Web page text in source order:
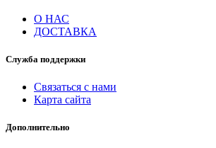
О НАС
ДОСТАВКА
Служба поддержки
Связаться с нами
Карта сайта
Дополнительно